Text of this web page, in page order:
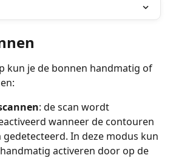
kun je de bonnen handmatig of
: de scan wordt
wanneer de contouren
gedetecteerd. In deze modus kun
activeren door op de